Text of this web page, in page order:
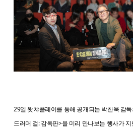
29일 왓챠플레이를 통해 공개되는 박찬욱 감
드러머 걸: 감독판>을 미리 만나보는 행사가